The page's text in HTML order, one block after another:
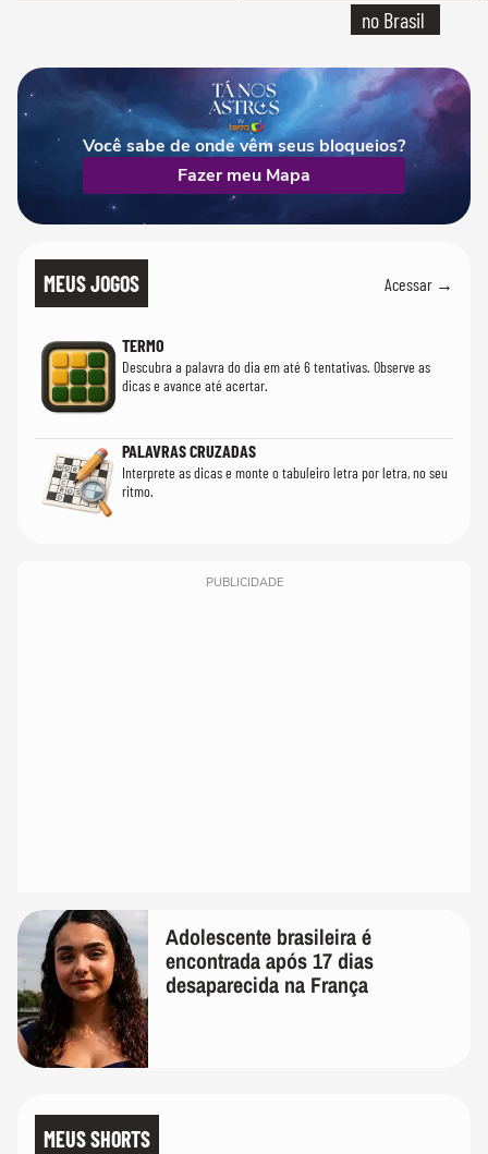
no Brasil
Você sabe de onde vêm seus bloqueios?
Fazer meu Mapa
MEUS JOGOS Acessar →
TERMO
Descubra a palavra do dia em até 6 tentativas. Observe as
dicas e avance até acertar.
PALAVRAS CRUZADAS
Interprete as dicas e monte o tabuleiro letra por letra, no seu
ritmo.
PUBLICIDADE
Adolescente brasileira é
encontrada após 17 dias
desaparecida na França
MEUS SHORTS